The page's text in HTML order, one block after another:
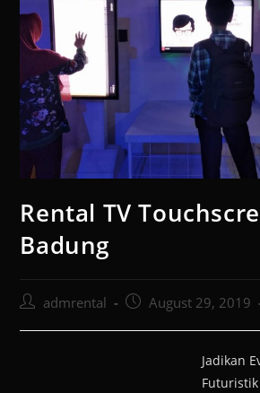
Rental TV
Badung
admrental August 29, 2019
Jadikan